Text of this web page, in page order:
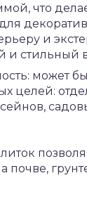
что
и
и стильный
может
целей:
почве,